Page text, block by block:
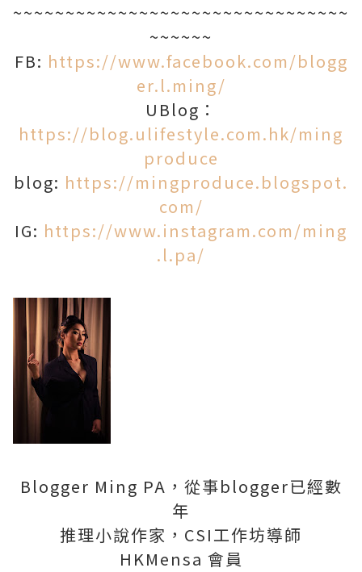
~~~~~~~~~~~~~~~~~~~~~~~~~~~~~~~~
~~~~~~
FB: https://www.facebook.com/blogg
er.l.ming/
UBlog：
https://blog.ulifestyle.com.hk/ming
produce
blog: https://mingproduce.blogspot.
com/
IG: https://www.instagram.com/ming
.l.pa/
Blogger Ming PA，從事blogger已經數
年
推理小說作家，CSI工作坊導師
HKMensa 會員